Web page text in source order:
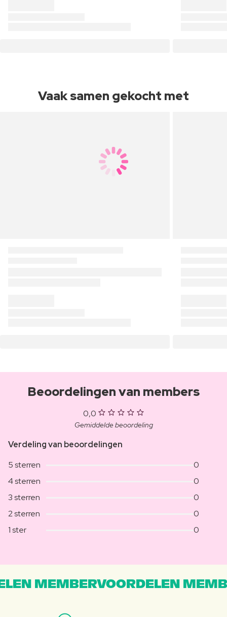
Vaak samen gekocht met
Beoordelingen van members
0,0
Gemiddelde beoordeling
Verdeling van beoordelingen
5 sterren
0
4 sterren
0
3 sterren
0
2 sterren
0
1 ster
0
MEMBERVOORDELEN